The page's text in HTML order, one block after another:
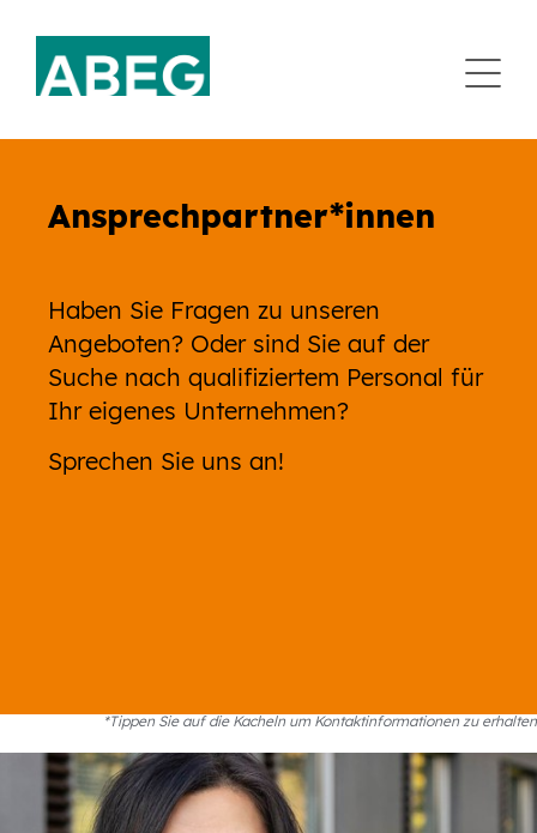
Ansprechpartner*innen
Haben Sie Fragen zu unseren
Angeboten? Oder sind Sie auf der
Suche nach qualifiziertem Personal für
Ihr eigenes Unternehmen?
Sprechen Sie uns an!
*Tippen Sie auf die Kacheln um Kontaktinformationen zu erhalten
Bereichsleitung